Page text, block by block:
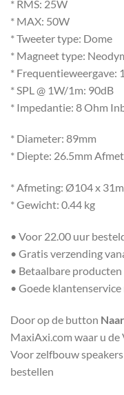
* RMS: 25W
* MAX: 50W
* Tweeter type: Dome
* Magneet type:
* Frequentieweergave:
* SPL @ 1W/1m: 90dB
* Impedantie: 8 Ohm
* Diameter: 89mm
* Diepte: 26.5mm
* Afmeting: Ø104 x
* Gewicht: 0.44 kg
• Voor 22.00 uur
• Gratis verzending
• Betaalbare
• Goede
Door op de button
MaxiAxi.com waar u
Voor zelfbouw
bestellen